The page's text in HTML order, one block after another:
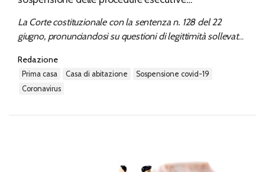
La Corte costituzionale con la sentenza n. 128 del 22
giugno, pronunciandosi su questioni di legittimità sollevate
pubblicate su questa Rivista qui https://www.inexecutivis...
Redazione
prima casa casa di abitazione
sospensione covid-19
coronavirus